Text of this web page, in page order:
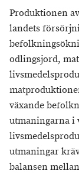
Produktionen
landets
odlingsjord,
växande
utmaningarna i
utmaningar
balansen